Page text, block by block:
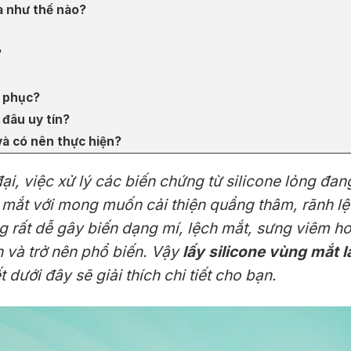
như thế nào?
phục?
uy tín?
có nên thực hiện?
việc xử lý các biến chứng từ silicone lỏng
với mong muốn cải thiện quầng thâm, rãnh
rất dễ gây biến dạng mí, lệch mắt, sưng viêm
và trở nên phổ biến. Vậylấy silicone vùng mắt
dưới đây sẽ giải thích chi tiết cho bạn.